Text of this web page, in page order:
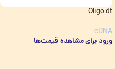
Oligo dt
cDNA
ورود برای مشاهده قیمت‌ها